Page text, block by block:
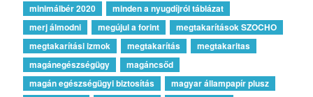
minimálbér 2020
minden a nyugdíjról táblázat
merj álmodni
megújul a forint
megtakarítások SZOCHO
megtakarítási izmok
megtakarítás
megtakaritas
magánegészségügy
magáncsőd
magán egészségügyi biztosítás
magyar állampapír plusz